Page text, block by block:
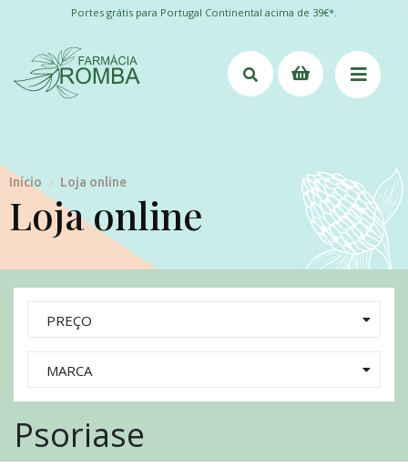
Portes grátis para Portugal Continental acima de 39€*.
Início / Loja online
Loja online
PREÇO
MARCA
Psoriase